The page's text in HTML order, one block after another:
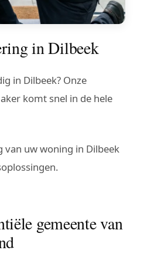
in Dilbeek
in Dilbeek? Onze
komt snel in de hele
van uw woning in Dilbeek
gemeente van